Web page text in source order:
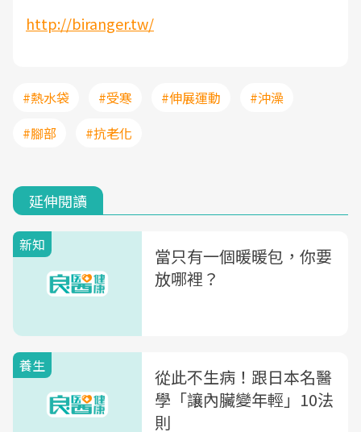
http://biranger.tw/
#熱水袋 #受寒 #伸展運動
#沖澡
#腳部
#抗老化
延伸閱讀
新知
當只有一個暖暖包，你要
放哪裡？
養生
從此不生病！跟日本名醫
學「讓內臟變年輕」10法
則